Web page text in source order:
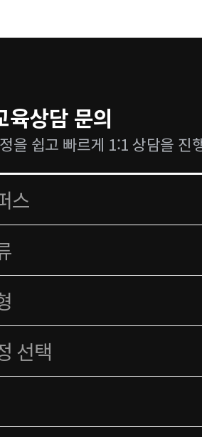
육상담 문의
을 쉽고 빠르게 1:1 상담을 진